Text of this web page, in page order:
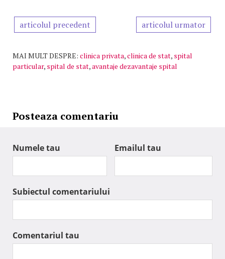
articolul precedent articolul urmator
MAI MULT DESPRE: clinica privata,clinica de stat, spital
particular, spital de stat,avantaje dezavantaje spital
Posteaza comentariu
Numele tau Emailul tau
Subiectul comentariului
Comentariul tau